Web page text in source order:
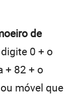
de
digite 0 + o
+ 82 + o
móvel que